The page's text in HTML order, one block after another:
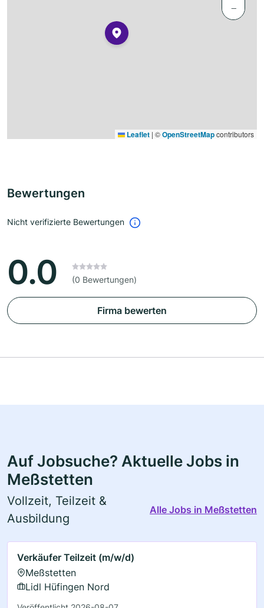
−
Leaflet | ©OpenStreetMapcontributors
Bewertungen
Nicht verifizierte Bewertungen
0.0 (0 Bewertungen)
Firma bewerten
Auf Jobsuche? Aktuelle Jobs in
Meßstetten
Vollzeit, Teilzeit &
Ausbildung
Alle Jobs in Meßstetten
Verkäufer Teilzeit (m/w/d)
Meßstetten
Lidl Hüfingen Nord